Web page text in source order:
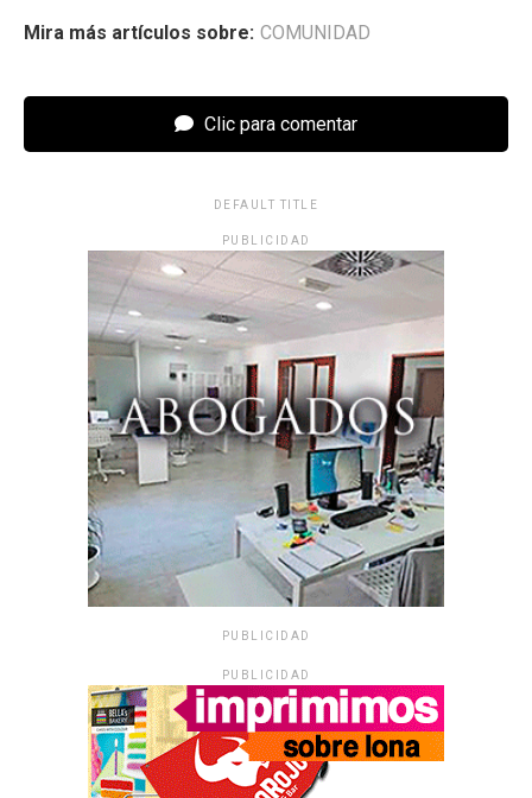
Mira más artículos sobre: COMUNIDAD
Clic para comentar
DEFAULT TITLE
PUBLICIDAD
PUBLICIDAD
PUBLICIDAD